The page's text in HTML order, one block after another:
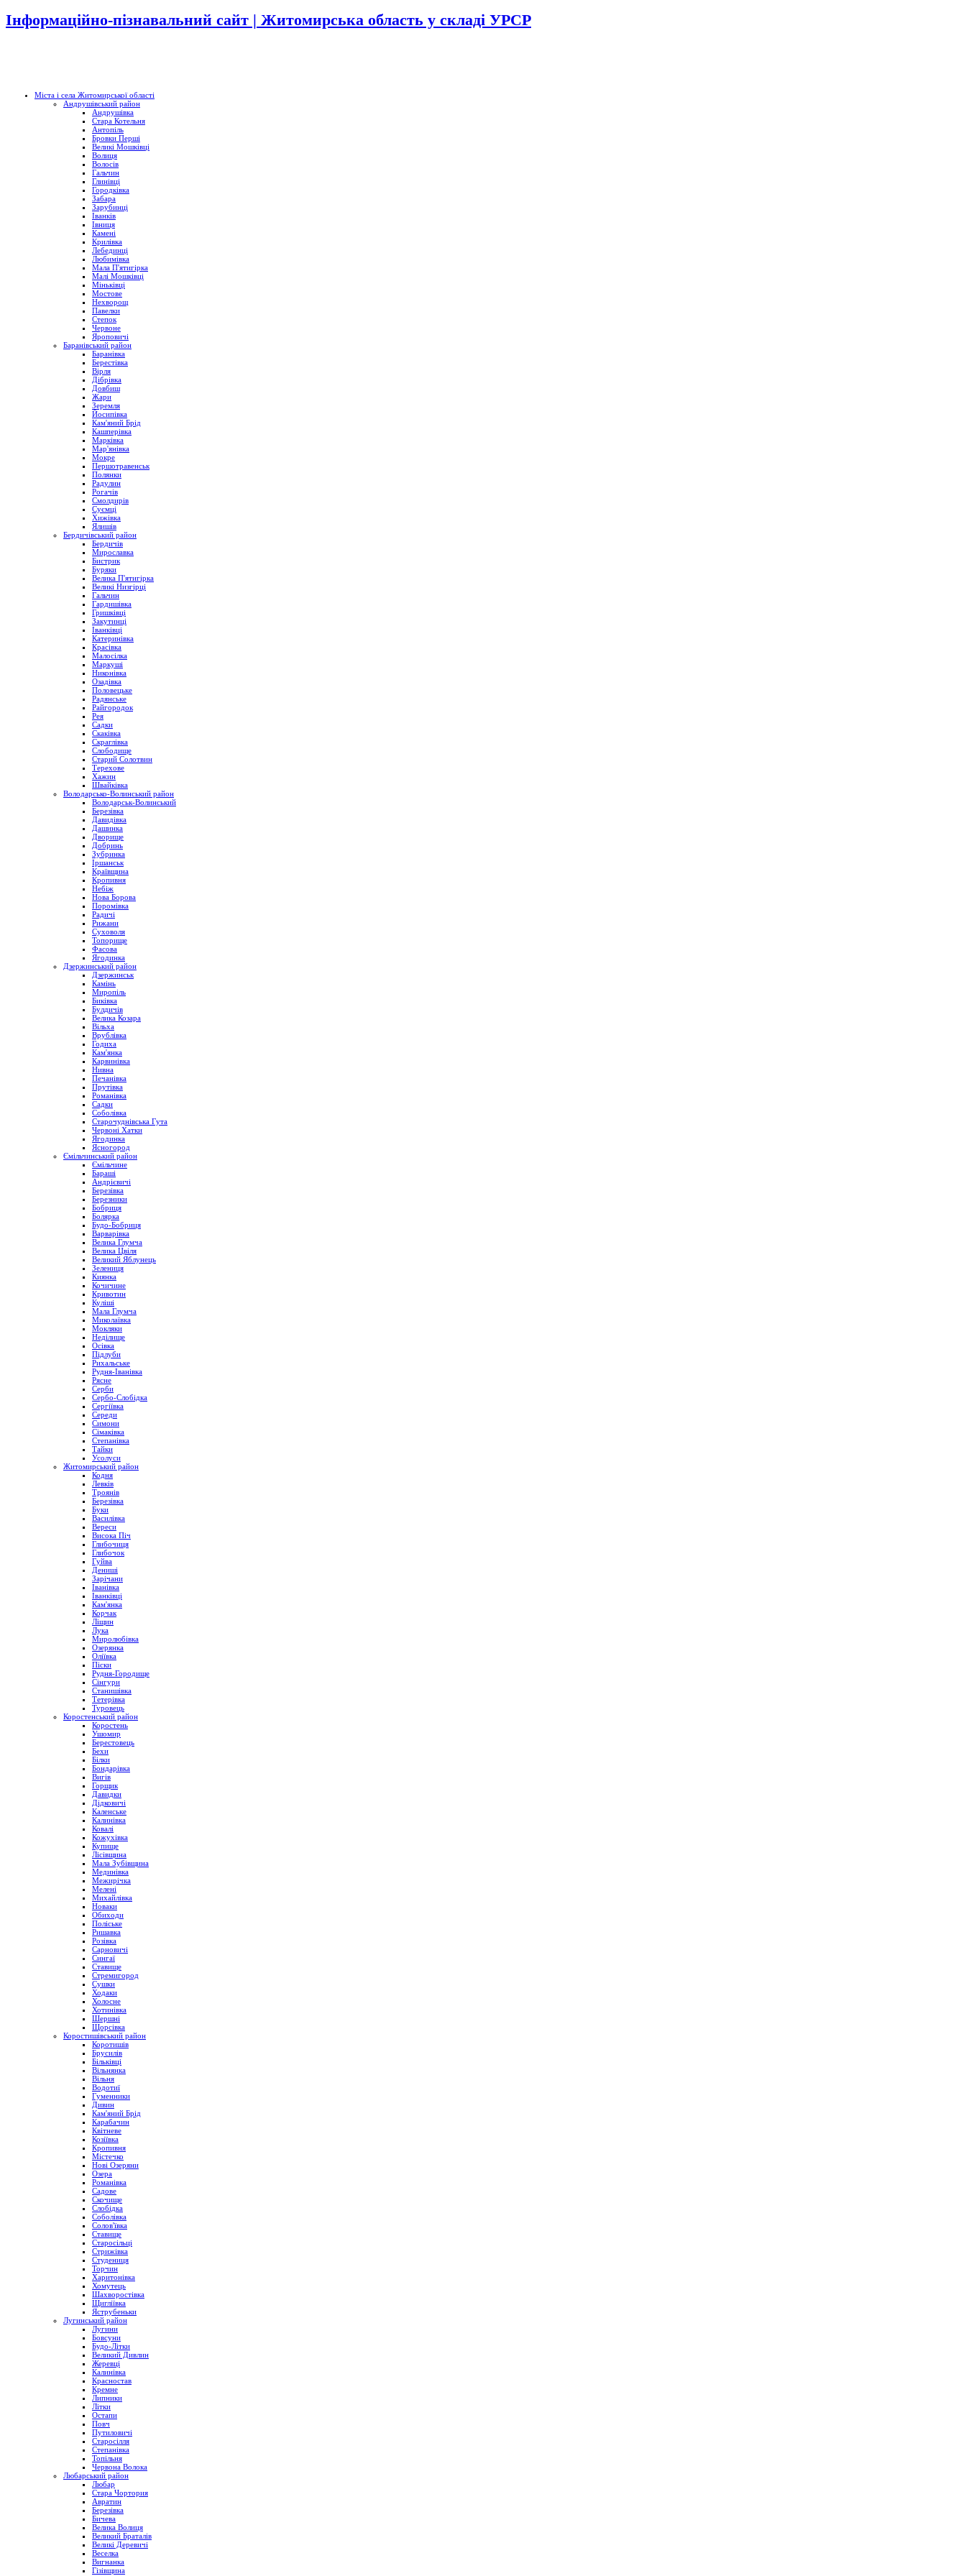
Інформаційно-пізнавальний сайт | Житомирська область у складі УРСР
Міста і села Житомирської області
Андрушівський район
Андрушівка
Стара Котельня
Антопіль
Бровки Перші
Великі Мошківці
Волиця
Волосів
Гальчин
Глинівці
Городківка
Забара
Зарубинці
Іванків
Івниця
Камені
Крилівка
Лебединці
Любимівка
Мала П'ятигірка
Малі Мошківці
Міньківці
Мостове
Нехворощ
Павелки
Степок
Червоне
Яроповичі
Баранівський район
Баранівка
Берестівка
Вірля
Дібрівка
Довбиш
Жари
Зеремля
Йосипівка
Кам'яний Брід
Кашперівка
Марківка
Мар'янівка
Мокре
Першотравенськ
Полянки
Радулин
Рогачів
Смолдирів
Суємці
Хижівка
Ялишів
Бердичівський район
Бердичів
Мирославка
Бистрик
Буряки
Велика П'ятигірка
Великі Низгірці
Гальчин
Гардишівка
Гришківці
Закутинці
Іванківці
Катеринівка
Красівка
Малосілка
Маркуші
Никонівка
Озадівка
Половецьке
Радянське
Райгородок
Рея
Садки
Скаківка
Скраглівка
Слободище
Старий Солотвин
Терехове
Хажин
Швайківка
Володарсько-Волинський район
Володарськ-Волинський
Березівка
Давидівка
Дашинка
Дворище
Добринь
Зубринка
Іршанськ
Краївщина
Кропивня
Небіж
Нова Борова
Поромівка
Радичі
Рижани
Суховоля
Топорище
Фасова
Ягодинка
Дзержинський район
Дзержинськ
Камінь
Миропіль
Биківка
Булдичів
Велика Козара
Вільха
Врублівка
Годиха
Кам'янка
Карвинівка
Нивна
Печанівка
Прутівка
Романівка
Садки
Соболівка
Старочуднівська Гута
Червоні Хатки
Ягодинка
Ясногород
Ємільчинський район
Ємільчине
Бараші
Андрієвичі
Березівка
Березники
Бобриця
Болярка
Будо-Бобриця
Варварівка
Велика Глумча
Велика Цвіля
Великий Яблунець
Зелениця
Киянка
Кочичине
Кривотин
Куліші
Мала Глумча
Миколаївка
Мокляки
Неділище
Осівка
Підлуби
Рихальське
Рудня-Іванівка
Рясне
Серби
Сербо-Слобідка
Сергіївка
Середи
Симони
Сімаківка
Степанівка
Тайки
Усолуси
Житомирський район
Кодня
Левків
Троянів
Березівка
Буки
Василівка
Вереси
Висока Піч
Глибочиця
Глибочок
Гуйва
Дениші
Зарічани
Іванівка
Іванківці
Кам'янка
Корчак
Ліщин
Лука
Миролюбівка
Озерянка
Оліївка
Піски
Рудня-Городище
Сінгури
Станишівка
Тетерівка
Туровець
Коростенський район
Коростень
Ушомир
Берестовець
Бехи
Білки
Бондарівка
Вигів
Горщик
Давидки
Дідковичі
Каленське
Калинівка
Ковалі
Кожухівка
Купище
Лісівщина
Мала Зубівщина
Мединівка
Межирічка
Мелені
Михайлівка
Новаки
Обиходи
Поліське
Ришавка
Розівка
Сарновичі
Сингаї
Ставище
Стремигород
Сушки
Ходаки
Холосне
Хотинівка
Шершні
Щорсівка
Коростишівський район
Коротишів
Брусилів
Більківці
Вільнянка
Вільня
Водотиї
Гуменники
Дивин
Кам'яний Брід
Карабачин
Квітневе
Козіївка
Кропивня
Містечко
Нові Озеряни
Озера
Романівка
Садове
Скочище
Слобідка
Соболівка
Солов'ївка
Ставище
Старосільці
Стрижівка
Студениця
Торчин
Харитонівка
Хомутець
Шахворостівка
Щигліївка
Яструбеньки
Лугинський район
Лугини
Бовсуни
Будо-Літки
Великий Дивлин
Жеревці
Калинівка
Красностав
Кремне
Липники
Літки
Остапи
Повч
Путиловичі
Старосілля
Степанівка
Топільня
Червона Волока
Любарський район
Любар
Стара Чортория
Авратин
Березівка
Бичева
Велика Волиця
Великий Браталів
Великі Деревичі
Веселка
Вигнанка
Гізівщина